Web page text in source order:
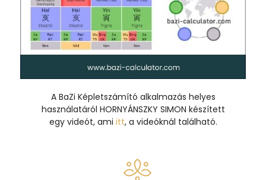
A BaZi Képletszámító alkalmazás helyes
használatáról HORNYÁNSZKY SIMON készített
egy videót, ami itt, a videóknál található.